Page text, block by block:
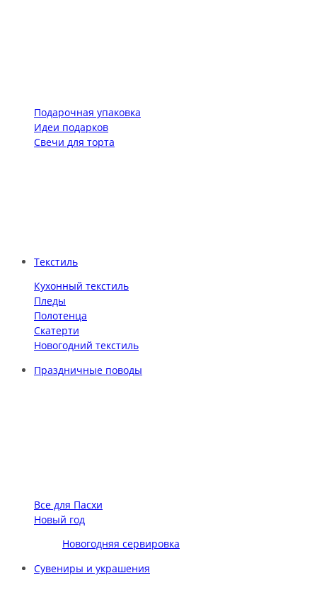
Подарочная упаковка
Идеи подарков
Свечи для торта
Текстиль
Кухонный текстиль
Пледы
Полотенца
Скатерти
Новогодний текстиль
Праздничные поводы
Все для Пасхи
Новый год
Новогодняя сервировка
Сувениры и украшения